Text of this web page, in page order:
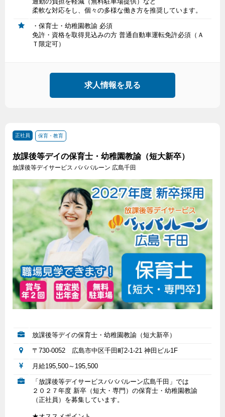
柔軟な対応をし、個々の多様な働き方を推奨しています。
・保育士・幼稚園教諭 必須
免許・資格を取得見込みの方 普通自動車運転免許必須（Ａ
Ｔ限定可）
求人情報を見る
正社員 保育・教育
放課後等デイの保育士・幼稚園教諭（短大新卒）
放課後等デイサービス バババルーン 広島千田
放課後等デイの保育士・幼稚園教諭（短大新卒）
〒730-0052 広島市中区千田町2-1-21 神田ビル1F
月給195,500～195,500
「放課後等デイサービスバババルーン広島千田」では
２０２７年度 新卒（短大・専門）の保育士・幼稚園教諭
（正社員）を募集しています。